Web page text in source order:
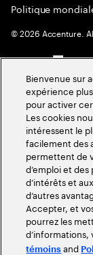
Politique
©2026 Accenture.
Bienvenue sur
expérience
pour activer
Les cookies
intéressent le
facilement des
permettent de
d’emploi et
d’intérêts et
d’autres
Accepter, et
pourrez les
témoins and